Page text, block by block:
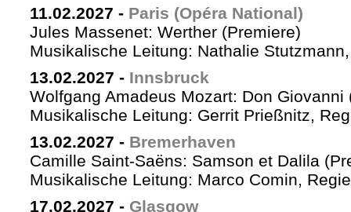
11.02.2027 - Paris (Opéra National)
Jules Massenet: Werther (Premiere)
Musikalische Leitung: Nathalie
13.02.2027 - Innsbruck
Wolfgang Amadeus Mozart: Don Giovanni
Musikalische Leitung: Gerrit Prießnitz,
13.02.2027 - Bremerhaven
Camille Saint-Saëns: Samson et Dalila
Musikalische Leitung: Marco Comin,
17.02.2027 - Glasgow